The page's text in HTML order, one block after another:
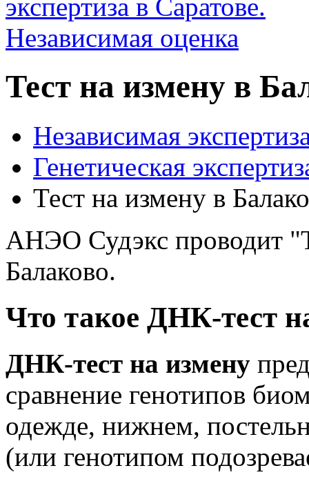
Тест на измену в
Независимая
Генетическая
Тест на измену в
АНЭО Судэкс проводит
Балаково.
Что такое ДНК-тест
ДНК-тест на измену
сравнение генотипов
одежде, нижнем,
(или генотипом